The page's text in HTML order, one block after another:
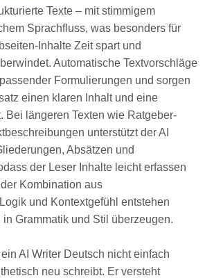
Texte – mit stimmigem
Sprachfluss, was besonders für
Inhalte Zeit spart und
Automatische Textvorschläge
Formulierungen und sorgen
einen klaren Inhalt und eine
Bei längeren Texten wie Ratgeber-
unterstützt der AI
Absätzen und
der Leser Inhalte leicht erfassen
Kombination aus
und Kontextgefühl entstehen
Grammatik und Stil überzeugen.
AI Writer Deutsch nicht einfach
neu schreibt. Er versteht